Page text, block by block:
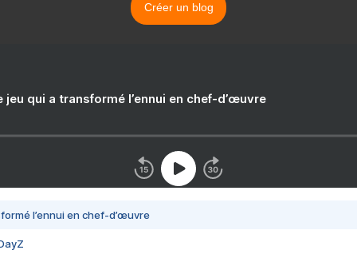
Créer un blog
jeu qui a transformé l’ennui en chef-d’œuvre
l’ennui en chef-d’œuvre